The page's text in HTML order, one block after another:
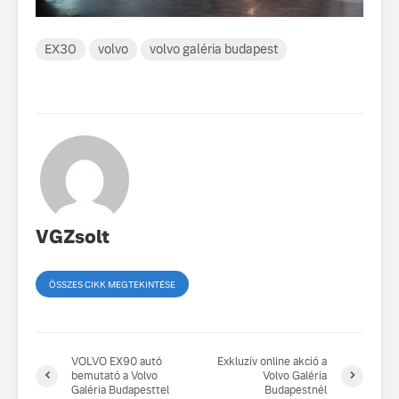
EX30 volvo volvo galéria budapest
VGZsolt
ÖSSZES CIKK MEGTEKINTÉSE
VOLVO EX90 autó
bemutató a Volvo
Galéria Budapesttel
Exkluzív online akció a
Volvo Galéria
Budapestnél
fenntarthatóságot